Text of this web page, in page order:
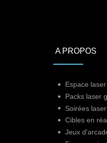
A PROPOS
Espace
Packs laser
Soirées
Cibles en
Jeux